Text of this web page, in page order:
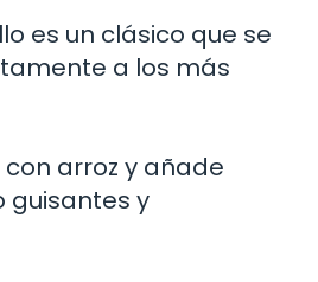
es un clásico que se
a los más
arroz y añade
guisantes y